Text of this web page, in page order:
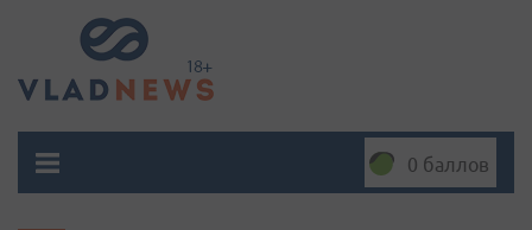
0 баллов